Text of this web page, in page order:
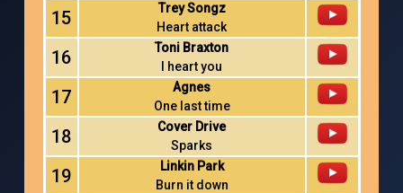
15
Trey Songz
Heart attack
16
Toni Braxton
I heart you
17
Agnes
One last time
18
Cover Drive
Sparks
19
Linkin Park
Burn it down